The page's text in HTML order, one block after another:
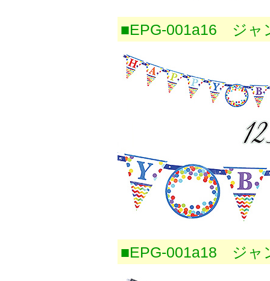
■EPG-001a16 ジャ
■EPG-001a18 ジャ